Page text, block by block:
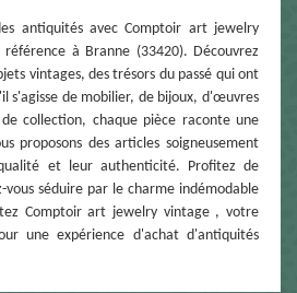
antiquités avec Comptoir art jewelry
à Branne (33420). Découvrez
vintages, des trésors du passé qui ont
s'agisse de mobilier, de bijoux, d'œuvres
collection, chaque pièce raconte une
proposons des articles soigneusement
et leur authenticité. Profitez de
vous séduire par le charme indémodable
Comptoir art jewelry vintage , votre
une expérience d'achat d'antiquités